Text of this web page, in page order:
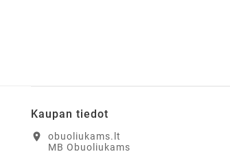
Kaupan tiedot
location_on
obuoliukams.lt
MB Obuoliukams